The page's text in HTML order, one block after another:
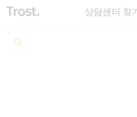
상담센터 찾기